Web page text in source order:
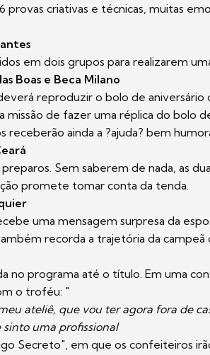
provas criativas e técnicas, muitas
em dois grupos para realizarem
Boas e Beca Milano
reproduzir o bolo de
missão de fazer uma réplica do bolo
receberão ainda a ?ajuda? bem
Sem saberem de nada, as
promete tomar conta da tenda.
uma mensagem surpresa da
recorda a trajetória da campeã
no programa até o título. Em uma
o troféu: "
ateliê, que vou ter agora fora de
uma profissional
Secreto", em que os confeiteiros